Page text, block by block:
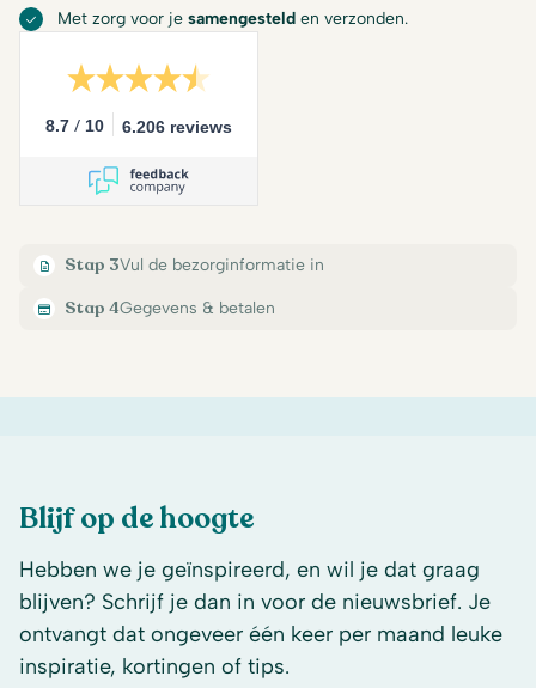
Met zorg voor je samengesteld en verzonden.
8.7 / 10 6.206 reviews
Stap 3Vul de bezorginformatie in
Stap 4Gegevens & betalen
Blijf op de hoogte
Hebben we je geïnspireerd, en wil je dat graag
blijven? Schrijf je dan in voor de nieuwsbrief. Je
ontvangt dat ongeveer één keer per maand leuke
inspiratie, kortingen of tips.